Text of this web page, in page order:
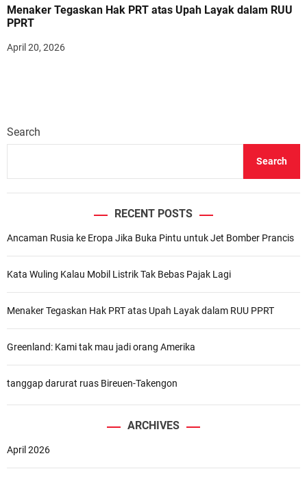
Menaker Tegaskan Hak PRT atas Upah Layak dalam RUU
PPRT
April 20, 2026
Search
Search
RECENT POSTS
Ancaman Rusia ke Eropa Jika Buka Pintu untuk Jet Bomber Prancis
Kata Wuling Kalau Mobil Listrik Tak Bebas Pajak Lagi
Menaker Tegaskan Hak PRT atas Upah Layak dalam RUU PPRT
Greenland: Kami tak mau jadi orang Amerika
tanggap darurat ruas Bireuen-Takengon
ARCHIVES
April 2026